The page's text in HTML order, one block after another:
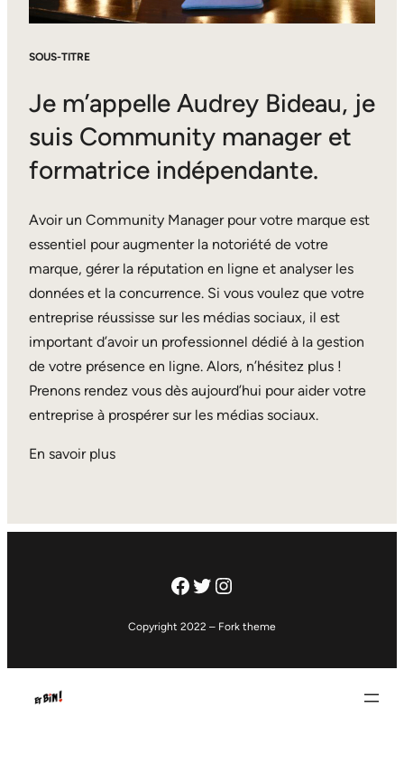
SOUS-TITRE
Je m’appelle Audrey Bideau, je
suis Community manager et
formatrice indépendante.
Avoir un Community Manager pour votre marque est
essentiel pour augmenter la notoriété de votre
marque, gérer la réputation en ligne et analyser les
données et la concurrence. Si vous voulez que votre
entreprise réussisse sur les médias sociaux, il est
important d’avoir un professionnel dédié à la gestion
de votre présence en ligne. Alors, n’hésitez plus !
Prenons rendez vous dès aujourd’hui pour aider votre
entreprise à prospérer sur les médias sociaux.
En savoir plus
Facebook
Twitter
Instagram
Copyright 2022 – Fork theme